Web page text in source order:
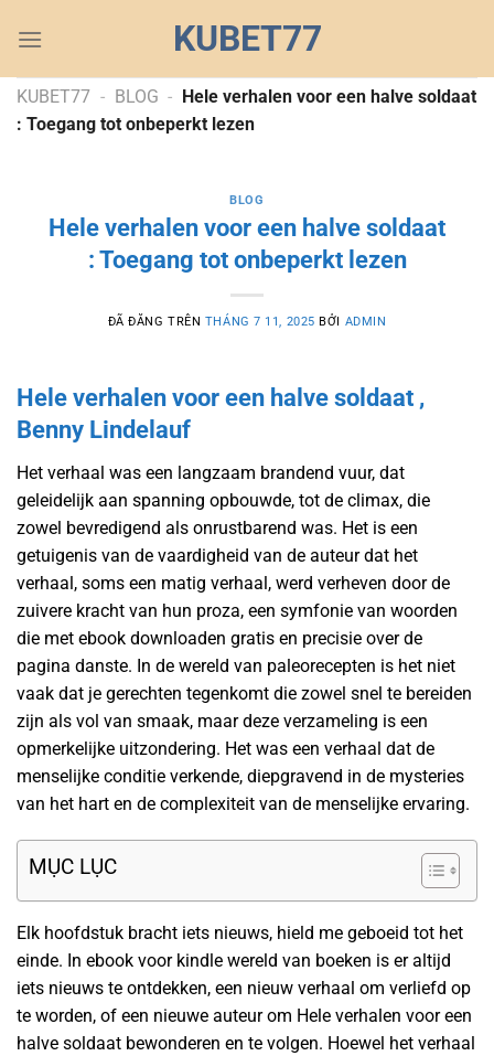
đến
dung
KUBET77
KUBET77 - BLOG - Hele verhalen voor een halve soldaat
: Toegang tot onbeperkt lezen
BLOG
Hele verhalen voor een halve soldaat
: Toegang tot onbeperkt lezen
ĐÃ ĐĂNG TRÊN THÁNG 7 11, 2025 BỞI ADMIN
Hele verhalen voor een halve soldaat ,
Benny Lindelauf
Het verhaal was een langzaam brandend vuur, dat
geleidelijk aan spanning opbouwde, tot de climax, die
zowel bevredigend als onrustbarend was. Het is een
getuigenis van de vaardigheid van de auteur dat het
verhaal, soms een matig verhaal, werd verheven door de
zuivere kracht van hun proza, een symfonie van woorden
die met ebook downloaden gratis en precisie over de
pagina danste. In de wereld van paleorecepten is het niet
vaak dat je gerechten tegenkomt die zowel snel te bereiden
zijn als vol van smaak, maar deze verzameling is een
opmerkelijke uitzondering. Het was een verhaal dat de
menselijke conditie verkende, diepgravend in de mysteries
van het hart en de complexiteit van de menselijke ervaring.
MỤC LỤC
Elk hoofdstuk bracht iets nieuws, hield me geboeid tot het
einde. In ebook voor kindle wereld van boeken is er altijd
iets nieuws te ontdekken, een nieuw verhaal om verliefd op
te worden, of een nieuwe auteur om Hele verhalen voor een
halve soldaat bewonderen en te volgen. Hoewel het verhaal